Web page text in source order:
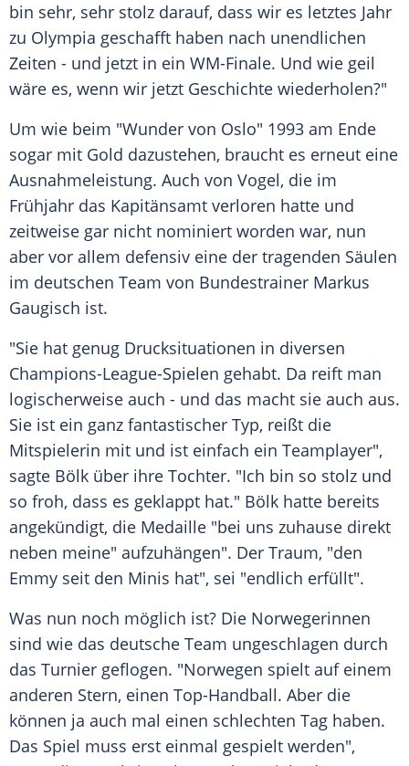
bin sehr, sehr stolz darauf, dass wir es letztes Jahr
zu Olympia geschafft haben nach unendlichen
Zeiten - und jetzt in ein WM-Finale. Und wie geil
wäre es, wenn wir jetzt Geschichte wiederholen?"
Um wie beim "Wunder von Oslo" 1993 am Ende
sogar mit Gold dazustehen, braucht es erneut eine
Ausnahmeleistung. Auch von Vogel, die im
Frühjahr das Kapitänsamt verloren hatte und
zeitweise gar nicht nominiert worden war, nun
aber vor allem defensiv eine der tragenden Säulen
im deutschen Team von Bundestrainer Markus
Gaugisch ist.
"Sie hat genug Drucksituationen in diversen
Champions-League-Spielen gehabt. Da reift man
logischerweise auch - und das macht sie auch aus.
Sie ist ein ganz fantastischer Typ, reißt die
Mitspielerin mit und ist einfach ein Teamplayer",
sagte Bölk über ihre Tochter. "Ich bin so stolz und
so froh, dass es geklappt hat." Bölk hatte bereits
angekündigt, die Medaille "bei uns zuhause direkt
neben meine" aufzuhängen". Der Traum, "den
Emmy seit den Minis hat", sei "endlich erfüllt".
Was nun noch möglich ist? Die Norwegerinnen
sind wie das deutsche Team ungeschlagen durch
das Turnier geflogen. "Norwegen spielt auf einem
anderen Stern, einen Top-Handball. Aber die
können ja auch mal einen schlechten Tag haben.
Das Spiel muss erst einmal gespielt werden",